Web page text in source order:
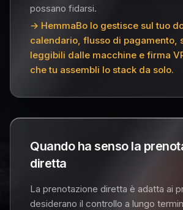
possano fidarsi.
→ HemmaBo lo gestisce sul tuo
calendario, flusso di pagamento,
leggibili dalle macchine e firma
che tu assembli lo stack da solo.
Quando ha senso la
diretta
La prenotazione diretta è adatta ai
desiderano il controllo a lungo